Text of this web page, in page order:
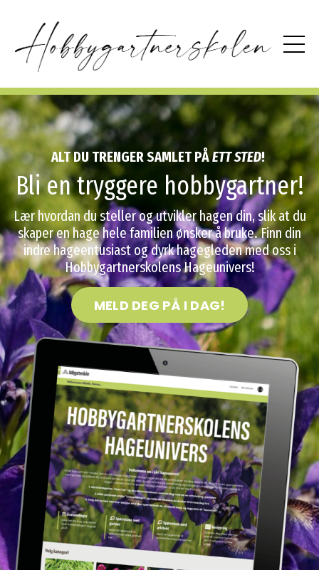
ALT DU TRENGER SAMLET PÅETT STED!
Bli en tryggere hobbygartner!
Lær hvordan du steller og utvikler hagen din, slik at du
skaper en hage hele familien ønsker å bruke. Finn din
indre hageentusiast og dyrk hagegleden med oss i
Hobbygartnerskolens Hageunivers!
MELD DEG PÅ I DAG!